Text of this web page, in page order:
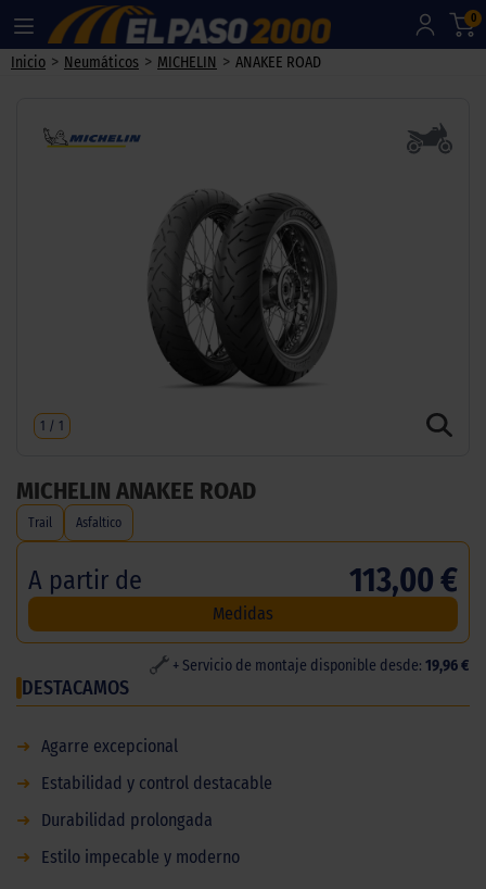
0
Inicio > Neumáticos > MICHELIN > ANAKEE ROAD
1 / 1
MICHELIN ANAKEE ROAD
Trail Asfaltico
A partir de 113,00 €
Medidas
+ Servicio de montaje disponible desde: 19,96 €
DESTACAMOS
➜ Agarre excepcional
➜
Estabilidad y control destacable
➜
Durabilidad prolongada
➜
Estilo impecable y moderno